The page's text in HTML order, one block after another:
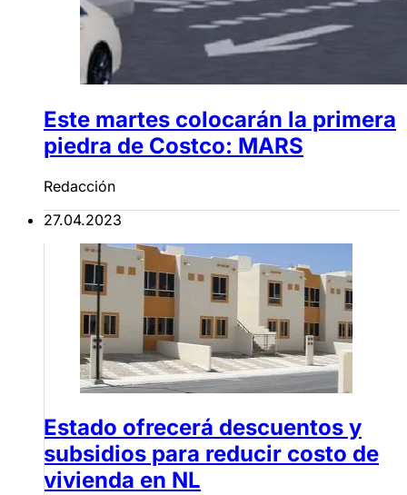
Este martes colocarán la primera
piedra de Costco: MARS
Redacción
27.04.2023
Estado ofrecerá descuentos y
subsidios para reducir costo de
vivienda en NL